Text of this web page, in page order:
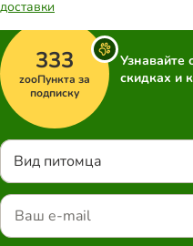
доставки
333
zooПункта за
подписку
Узнавайте
скидках и
Вид питомца